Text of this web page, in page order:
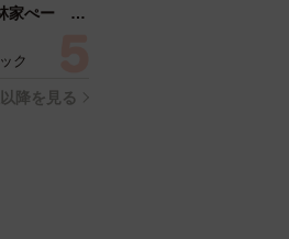
家ぺー 内
然
ク
降を見る